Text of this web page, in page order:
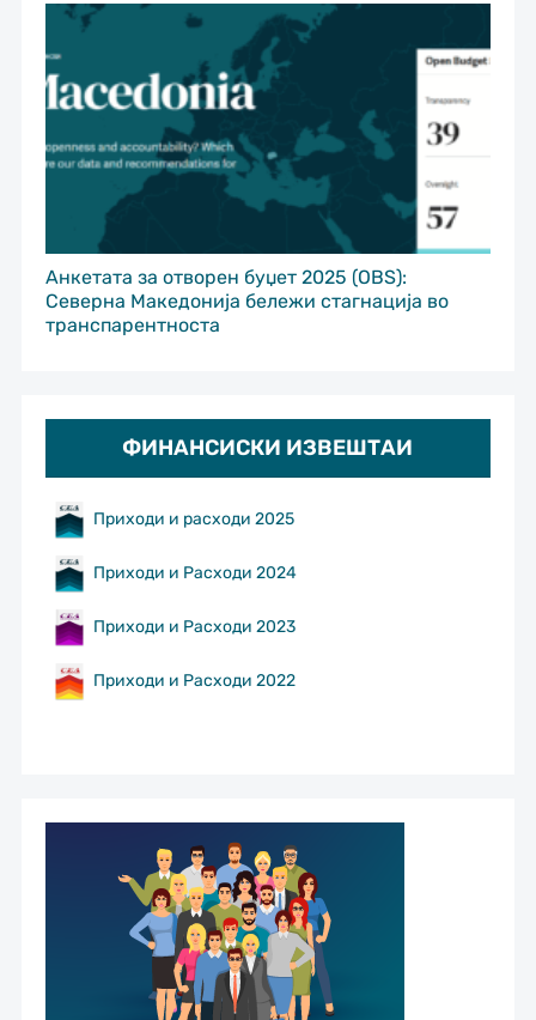
Анкетата за отворен буџет 2025 (OBS):
Северна Македонија бележи стагнација во
транспарентноста
ФИНАНСИСКИ ИЗВЕШТАИ
Приходи и расходи 2025
Приходи и Расходи 2024
Приходи и Расходи 2023
Приходи и Расходи 2022